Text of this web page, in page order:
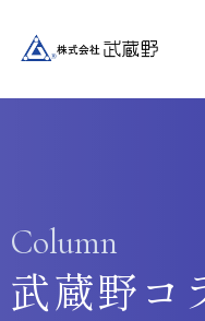
Column
武蔵野コ